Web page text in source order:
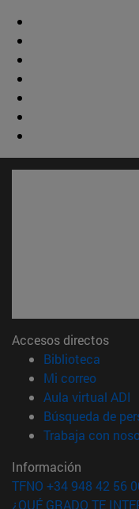
Accesos directos
Biblioteca
Mi correo(abre
Aula virtual ADI
Búsqueda de
Trabaja con
Información
TFNO +34 948 42 56
¿QUÉ GRADO TE